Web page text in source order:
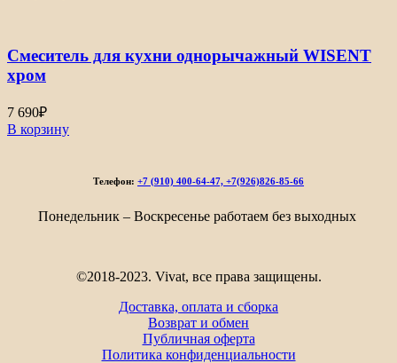
Смеситель для кухни однорычажный WISENT
хром
7 690₽
В корзину
Телефон: +7 (910) 400-64-47, +7(926)826-85-66
Понедельник – Воскресенье работаем без выходных
©2018-2023. Vivat, все права защищены.
Доставка, оплата и сборка
Возврат и обмен
Публичная оферта
Политика конфиденциальности